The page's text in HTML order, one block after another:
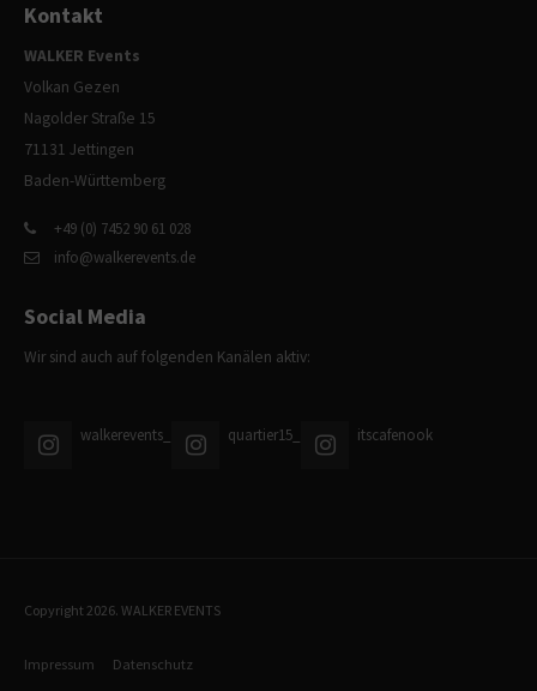
Kontakt
WALKER Events
Volkan Gezen
Nagolder Straße 15
71131 Jettingen
Baden-Württemberg
+49 (0) 7452 90 61 028
info@walkerevents.de
Social Media
Wir sind auch auf folgenden Kanälen aktiv:
walkerevents_ quartier15_ itscafenook
Copyright 2026. WALKER EVENTS
Impressum Datenschutz